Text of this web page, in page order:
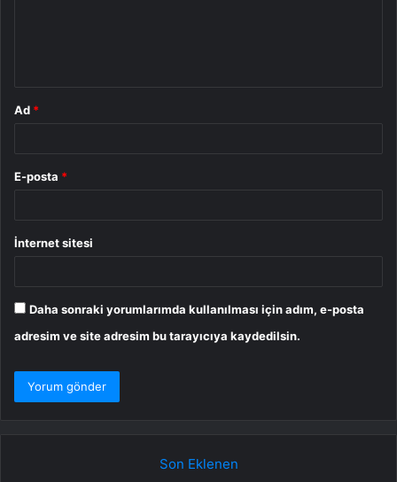
Ad *
E-posta *
İnternet sitesi
Daha sonraki yorumlarımda kullanılması için adım, e-posta
adresim ve site adresim bu tarayıcıya kaydedilsin.
Son Eklenen